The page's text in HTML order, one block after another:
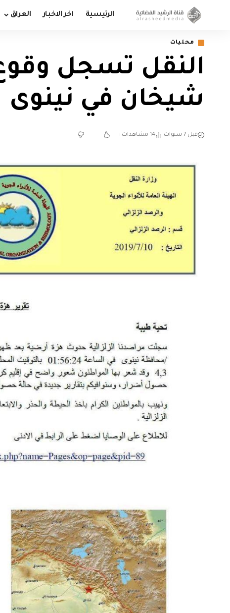
الرئيسية اخر الاخبار العراق
محليات
شيخان في نينوى
قبل 7 سنوات 14 مشاهدات